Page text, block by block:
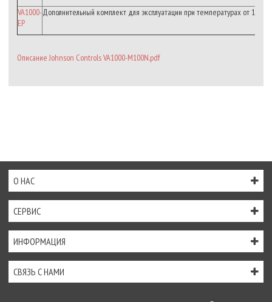
VA1000-
EP
Дополнительный комплект для эксплуатации при температурах от 140
Описание Johnson Controls VA1000-M100N.pdf
О НАС
СЕРВИС
ИНФОРМАЦИЯ
СВЯЗЬ С НАМИ